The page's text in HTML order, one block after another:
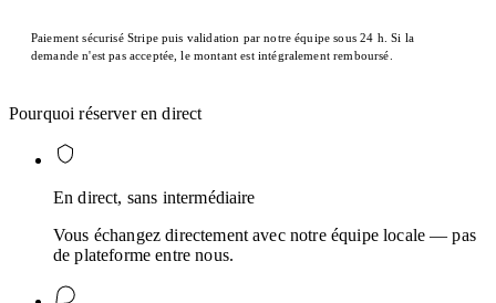
Paiement sécurisé Stripe puis validation par notre équipe sous 24 h. Si la
demande n'est pas acceptée, le montant est intégralement remboursé.
Pourquoi réserver en direct
En direct, sans intermédiaire
Vous échangez directement avec notre équipe locale — pas
de plateforme entre nous.